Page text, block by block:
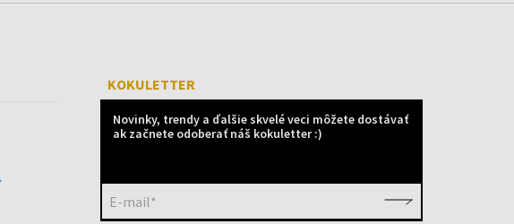
KOKULETTER
Novinky, trendy a ďalšie skvelé veci môžete dostávať
ak začnete odoberať náš kokuletter :)
E-mail*